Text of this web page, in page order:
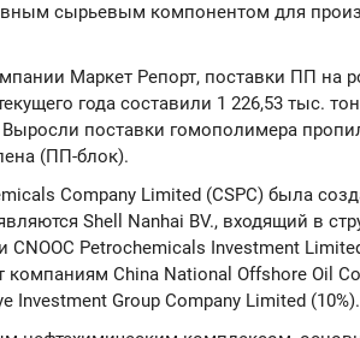
сырьевым компонентом для
Маркет Репорт, поставки ПП на
года составили 1 226,53 тыс.
Выросли поставки гомополимера
(ПП-блок).
Company Limited (CSPC) была
Shell Nanhai BV., входящий в
CNOOC Petrochemicals Investment
China National Offshore Oil
Investment Group Company Limited (10%).